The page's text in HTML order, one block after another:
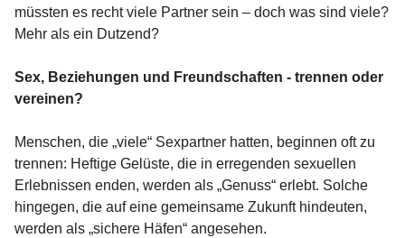
müssten es recht viele Partner sein – doch was sind viele?
Mehr als ein Dutzend?
Sex, Beziehungen und Freundschaften - trennen oder
vereinen?
Menschen, die „viele“ Sexpartner hatten, beginnen oft zu
trennen: Heftige Gelüste, die in erregenden sexuellen
Erlebnissen enden, werden als „Genuss“ erlebt. Solche
hingegen, die auf eine gemeinsame Zukunft hindeuten,
werden als „sichere Häfen“ angesehen.